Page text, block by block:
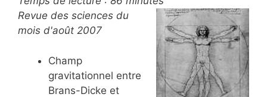
Revue des sciences du
mois d'août 2007
Champ
gravitationnel entre
Brans-Dicke et